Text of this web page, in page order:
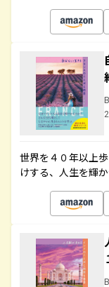
世界を４０年以上
けする、人生を輝